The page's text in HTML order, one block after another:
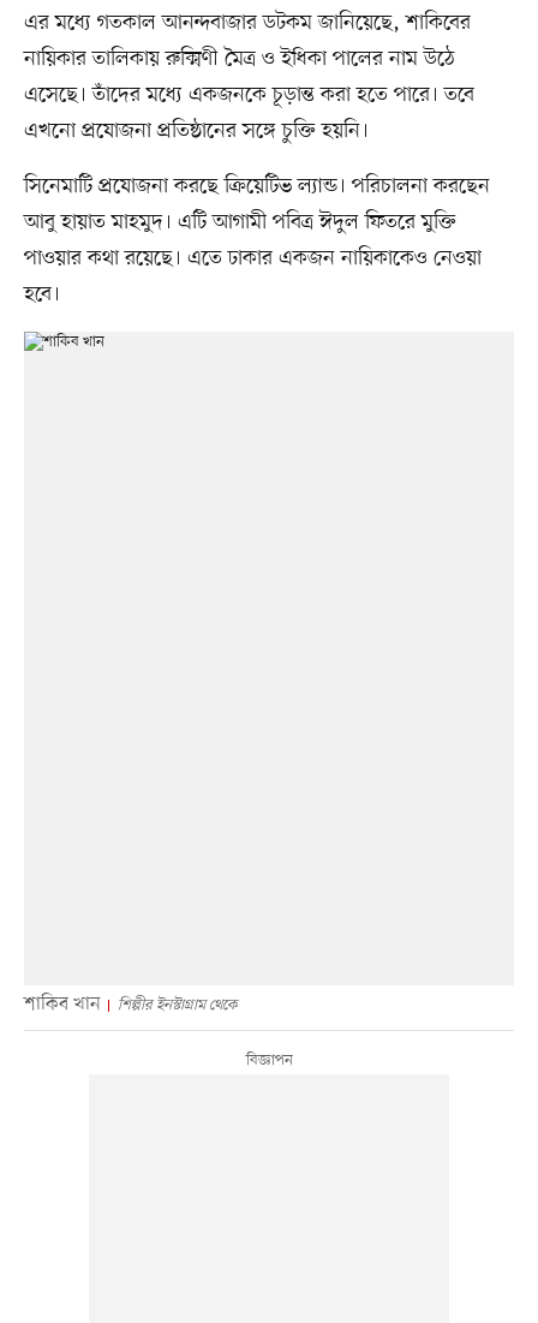
এর মধ্যে গতকাল আনন্দবাজার ডটকম জানিয়েছে, শাকিবের
নায়িকার তালিকায় রুক্মিণী মৈত্র ও ইধিকা পালের নাম উঠে
এসেছে। তাঁদের মধ্যে একজনকে চূড়ান্ত করা হতে পারে। তবে
এখনো প্রযোজনা প্রতিষ্ঠানের সঙ্গে চুক্তি হয়নি।
সিনেমাটি প্রযোজনা করছে ক্রিয়েটিভ ল্যান্ড। পরিচালনা করছেন
আবু হায়াত মাহমুদ। এটি আগামী পবিত্র ঈদুল ফিতরে মুক্তি
পাওয়ার কথা রয়েছে। এতে ঢাকার একজন নায়িকাকেও নেওয়া
হবে।
শাকিব খান শিল্পীর ইনস্টাগ্রাম থেকে